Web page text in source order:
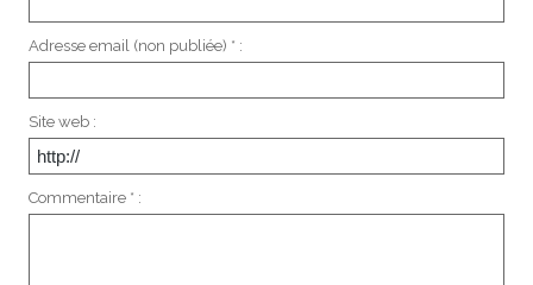
Adresse email (non publiée) * :
Site web :
Commentaire * :